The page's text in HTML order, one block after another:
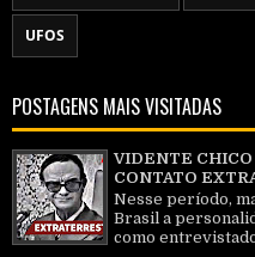
UFOS
POSTAGENS MAIS VISITADAS
VIDENTE CHICO
CONTATO
Nesse período,
Brasil a
como